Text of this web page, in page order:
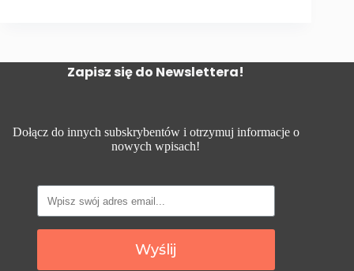
Zapisz się do Newslettera!
Dołącz do innych subskrybentów i otrzymuj informacje o
nowych wpisach!
Wyślij